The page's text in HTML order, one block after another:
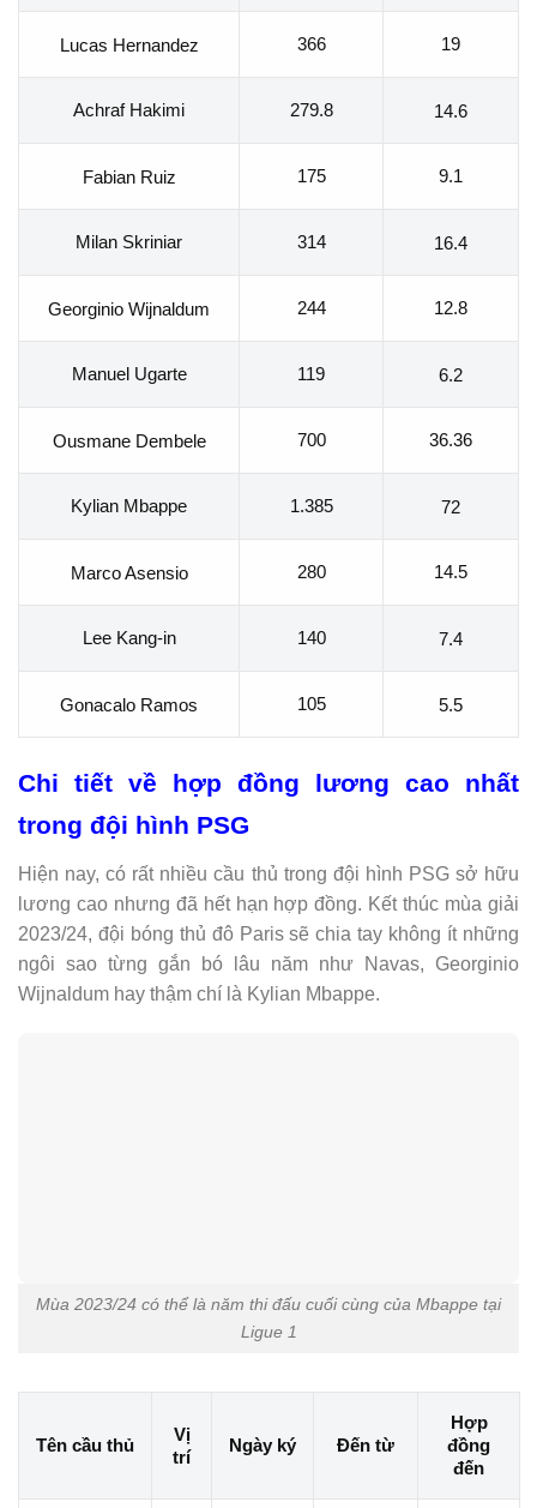
Lucas Hernandez 366 19
Achraf Hakimi 279.8 14.6
Fabian Ruiz 175 9.1
Milan Skriniar 314 16.4
Georginio Wijnaldum 244 12.8
Manuel Ugarte 119 6.2
Ousmane Dembele 700 36.36
Kylian Mbappe 1.385 72
Marco Asensio 280 14.5
Lee Kang-in 140 7.4
Gonacalo Ramos 105 5.5
Chi tiết về hợp đồng lương cao nhất
trong đội hình PSG
Hiện nay, có rất nhiều cầu thủ trong đội hình PSG sở hữu
lương cao nhưng đã hết hạn hợp đồng. Kết thúc mùa giải
2023/24, đội bóng thủ đô Paris sẽ chia tay không ít những
ngôi sao từng gắn bó lâu năm như Navas, Georginio
Wijnaldum hay thậm chí là Kylian Mbappe.
Mùa 2023/24 có thể là năm thi đấu cuối cùng của Mbappe tại
Ligue 1
Tên cầu thủ
Vị
trí
Ngày ký Đến từ
Hợp
đồng
đến